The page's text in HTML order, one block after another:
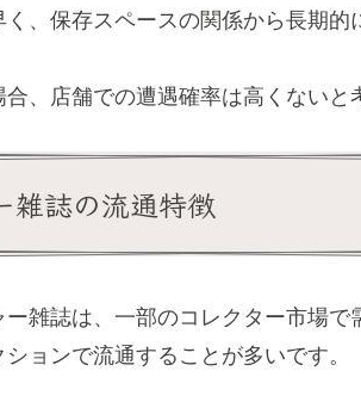
、保存スペースの関係から長期的
、店舗での遭遇確率は高くないと
雑誌の流通特徴
雑誌は、一部のコレクター市場で
ョンで流通することが多いです。